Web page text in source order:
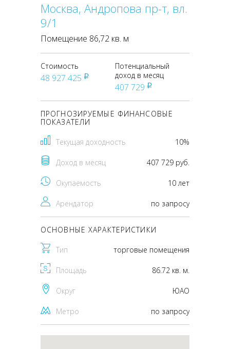
Москва, Андропова пр-т, вл.
9/1
Помещение 86,72 кв. м
Стоимость
48 927 425 pуб
Потенциальный
доход в месяц
407 729 pуб
ПРОГНОЗИРУЕМЫЕ ФИНАНСОВЫЕ
ПОКАЗАТЕЛИ
Текущая доходность 10%
Доход в месяц 407 729 руб.
Окупаемость 10 лет
Арендатор по запросу
ОСНОВНЫЕ ХАРАКТЕРИСТИКИ
Тип торговые помещения
Площадь 86.72 кв. м.
Округ ЮАО
Метро по запросу